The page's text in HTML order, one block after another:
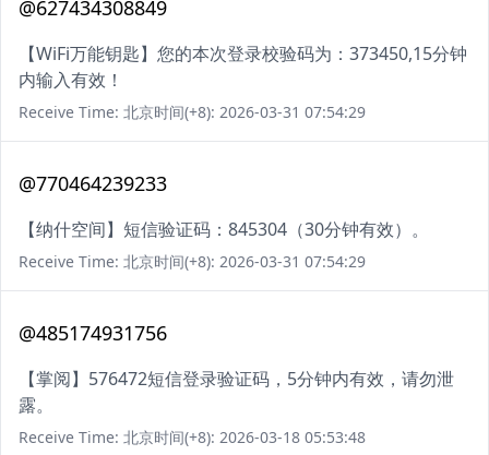
@627434308849
【WiFi万能钥匙】您的本次登录校验码为：373450,15分钟
内输入有效！
Receive Time: 北京时间(+8): 2026-03-31 07:54:29
@770464239233
【纳什空间】短信验证码：845304（30分钟有效）。
Receive Time: 北京时间(+8): 2026-03-31 07:54:29
@485174931756
【掌阅】576472短信登录验证码，5分钟内有效，请勿泄
露。
Receive Time: 北京时间(+8): 2026-03-18 05:53:48